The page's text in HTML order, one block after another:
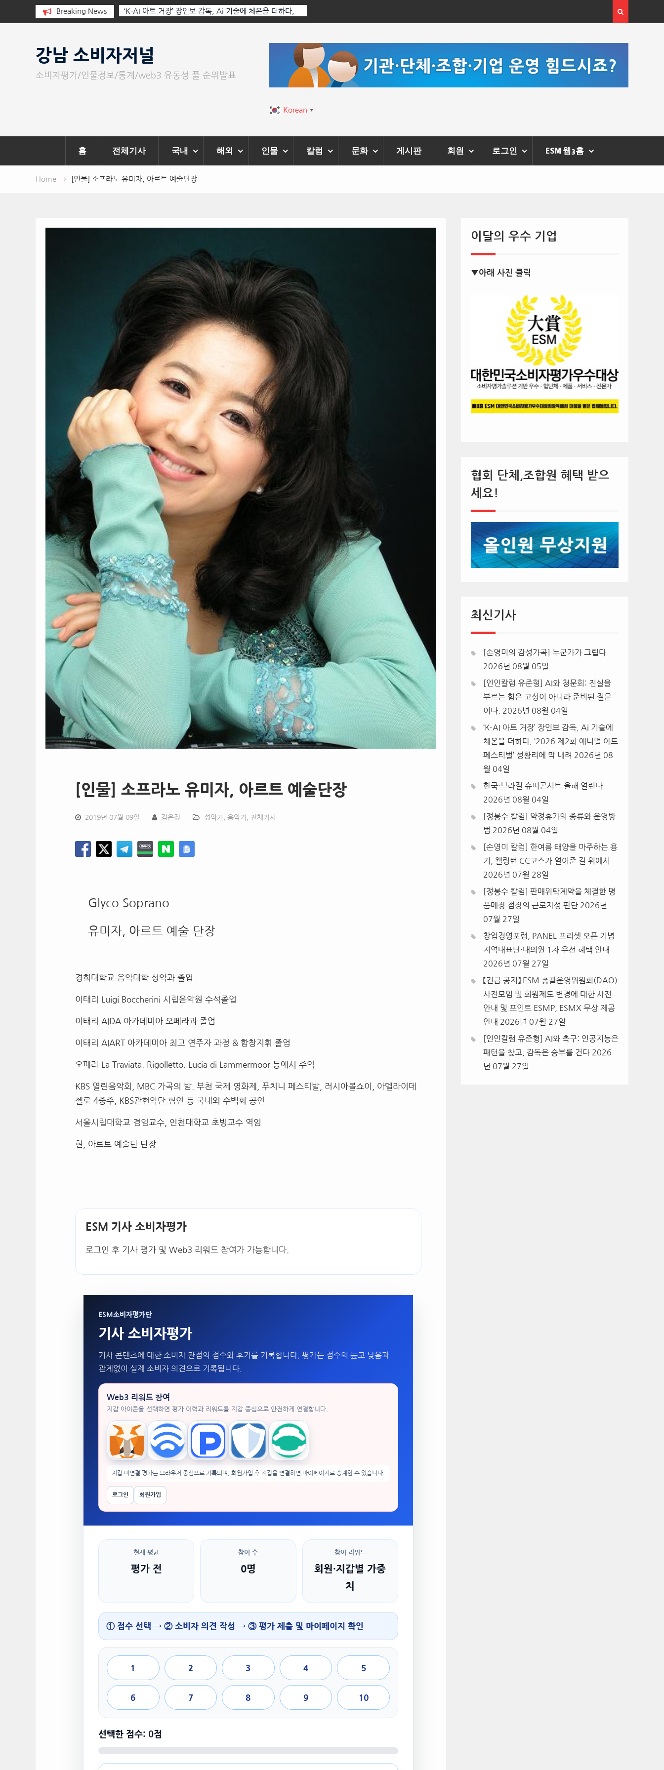
Breaking News
청문회: 진실을 부르는 힘은 고성
이다.
‘K-AI 아트 거장’ 장인보 감독, Ai 기술에 체온을 더하다,
‘2026 제2회 애니멀 아트 페스티벌’ 성황리에 막 내려
[정봉수 칼럼] 약정휴가의 종류와 운영방법
강남 소비자저널
소비자평가/인물정보/통계/web3 유동성 풀 순위발표
Korean ▼
홈 전체기사 국내 해외 인물 칼럼 문화 게시판 회원 로그인 ESM 웹3홈
Home [인물] 소프라노 유미자, 아르트 예술단장
[인물] 소프라노 유미자, 아르트 예술단장
2019년 07월 09일 김은정 성악가 음악가 전체기사
Glyco Soprano
유미자, 아르트 예술 단장
경희대학교 음악대학 성악과 졸업
이태리 Luigi Boccherini 시립음악원 수석졸업
이태리 AIDA 아카데미아 오페라과 졸업
이태리 AIART 아카데미아 최고 연주자 과정 & 합창지휘 졸업
오페라 La Traviata. Rigolletto. Lucia di Lammermoor 등에서 주역
KBS 열린음악회, MBC 가곡의 밤. 부천 국제 영화제, 푸치니 페스티발, 러시아볼쇼이, 아델라이데
첼로 4중주, KBS관현악단 협연 등 국내외 수백회 공연
서울시립대학교 겸임교수, 인천대학교 초빙교수 역임
현, 아르트 예술단 단장
ESM 기사 소비자평가
로그인 후 기사 평가 및 Web3 리워드 참여가 가능합니다.
ESM소비자평가단
기사 소비자평가
기사 콘텐츠에 대한 소비자 관점의 점수와 후기를 기록합니다. 평가는 점수의 높고 낮음과
관계없이 실제 소비자 의견으로 기록됩니다.
Web3 리워드 참여
지갑 아이콘을 선택하면 평가 이력과 리워드를 지갑 중심으로 안전하게 연결합니다.
MetaMask WalletConnectTokenPocket Trust Wallet imToken
지갑 미연결 평가는 브라우저 중심으로 기록되며, 회원가입 후 지갑을 연결하면 마이페이지로 승계할 수 있습니다.
로그인 회원가입
현재 평균
평가 전
참여 수
0명
참여 리워드
회원·지갑별 가중
치
① 점수 선택 → ② 소비자 의견 작성 → ③ 평가 제출 및 마이페이지 확인
1 2 3 4 5
6 7 8 9 10
선택한 점수: 0점
이달의 우수 기업
▼아래 사진 클릭
협회 단체,조합원 혜택 받으
세요!
최신기사
[손영미의 감성가곡] 누군가가 그립다
2026년 08월 05일
[인인칼럼 유준형] AI와 청문회: 진실을
부르는 힘은 고성이 아니라 준비된 질문
이다.
2026년 08월 04일
‘K-AI 아트 거장’ 장인보 감독, Ai 기술에
체온을 더하다, ‘2026 제2회 애니멀 아트
페스티벌’ 성황리에 막 내려 2026년 08
월 04일
한국·브라질 슈퍼콘서트 올해 열린다
2026년 08월 04일
[정봉수 칼럼] 약정휴가의 종류와 운영방
법 2026년 08월 04일
[손영미 칼럼] 한여름 태양을 마주하는 용
기, 웰링턴 CC코스가 열어준 길 위에서
2026년 07월 28일
[정봉수 칼럼] 판매위탁계약을 체결한 명
품매장 점장의 근로자성 판단 2026년
07월 27일
창업경영포럼, PANEL 프리셋 오픈 기념
지역대표단·대의원 1차 우선 혜택 안내
2026년 07월 27일
【긴급 공지】 ESM 총괄운영위원회(DAO)
사전모임 및 회원제도 변경에 대한 사전
안내 및 포인트 ESMP, ESMX 무상 제공
안내 2026년 07월 27일
[인인칼럼 유준형] AI와 축구: 인공지능은
패턴을 찾고, 감독은 승부를 건다 2026
년 07월 27일